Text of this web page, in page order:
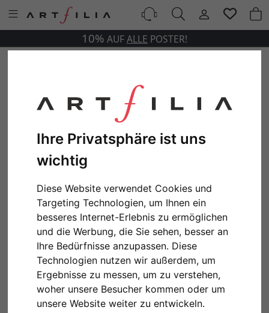
Ihre Privatsphäre ist uns
wichtig
Diese Website verwendet Cookies und
Targeting Technologien, um Ihnen ein
besseres Internet-Erlebnis zu ermöglichen
und die Werbung, die Sie sehen, besser an
Ihre Bedürfnisse anzupassen. Diese
Technologien nutzen wir außerdem, um
Ergebnisse zu messen, um zu verstehen,
woher unsere Besucher kommen oder um
unsere Website weiter zu entwickeln.
10% AUFALLE POSTER!